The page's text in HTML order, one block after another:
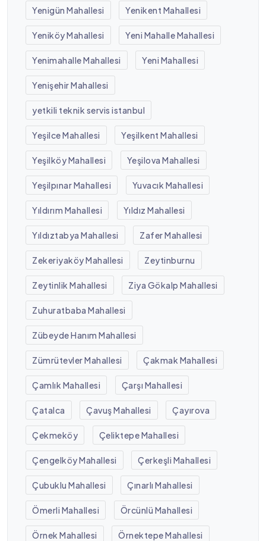
Yenigün Mahallesi Yenikent Mahallesi
Yeniköy Mahallesi Yeni Mahalle Mahallesi
Yenimahalle Mahallesi Yeni Mahallesi
Yenişehir Mahallesi
yetkili teknik servis istanbul
Yeşilce Mahallesi Yeşilkent Mahallesi
Yeşilköy Mahallesi Yeşilova Mahallesi
Yeşilpınar Mahallesi Yuvacık Mahallesi
Yıldırım Mahallesi Yıldız Mahallesi
Yıldıztabya Mahallesi Zafer Mahallesi
Zekeriyaköy Mahallesi Zeytinburnu
Zeytinlik Mahallesi Ziya Gökalp Mahallesi
Zuhuratbaba Mahallesi
Zübeyde Hanım Mahallesi
Zümrütevler Mahallesi Çakmak Mahallesi
Çamlık Mahallesi Çarşı Mahallesi
Çatalca Çavuş Mahallesi Çayırova
Çekmeköy Çeliktepe Mahallesi
Çengelköy Mahallesi Çerkeşli Mahallesi
Çubuklu Mahallesi Çınarlı Mahallesi
Ömerli Mahallesi Örcünlü Mahallesi
Örnek Mahallesi Örnektepe Mahallesi